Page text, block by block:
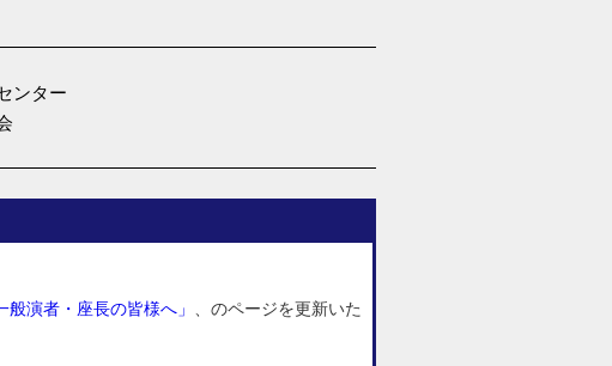
ンター
般演者・座長の皆様へ」
、のページを更新いた